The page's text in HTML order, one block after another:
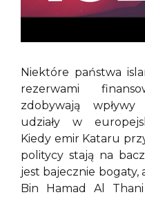
Niektóre państwa
rezerwami
zdobywają
udziały w
Kiedy emir Kataru
politycy stają na
jest bajecznie bogaty,
Bin Hamad Al